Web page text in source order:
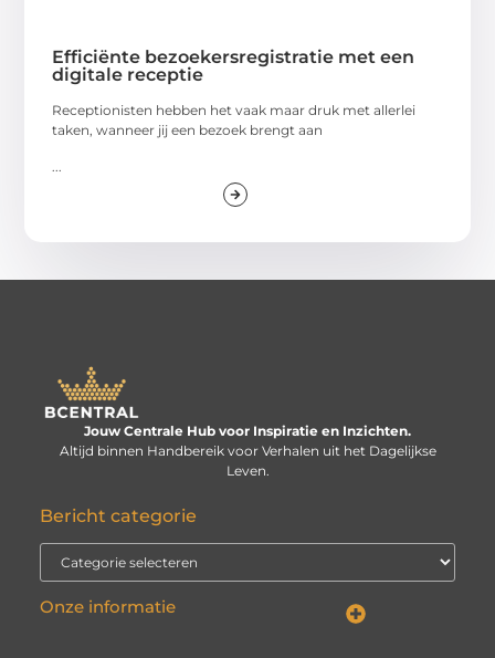
Efficiënte bezoekersregistratie met een
digitale receptie
Receptionisten hebben het vaak maar druk met allerlei
taken, wanneer jij een bezoek brengt aan
Jouw Centrale Hub voor Inspiratie en Inzichten.
Altijd binnen Handbereik voor Verhalen uit het Dagelijkse
Leven.
Bericht categorie
Onze informatie